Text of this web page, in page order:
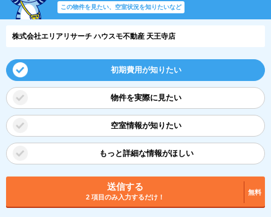
この物件を見たい、空室状況を知りたいなど
株式会社エリアリサーチ ハウスモ不動産 天王寺店
初期費用が知りたい
物件を実際に見たい
空室情報が知りたい
もっと詳細な情報がほしい
送信する
2 項目のみ入力するだけ！
無料